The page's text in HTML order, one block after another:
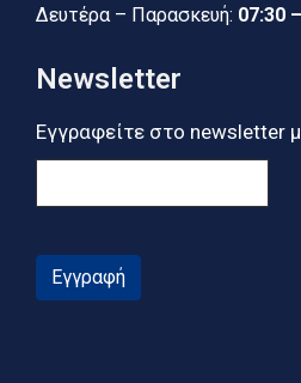
Δευτέρα – Παρασκευή: 07:30
Newsletter
Εγγραφείτε στο newsletter
Εγγραφή